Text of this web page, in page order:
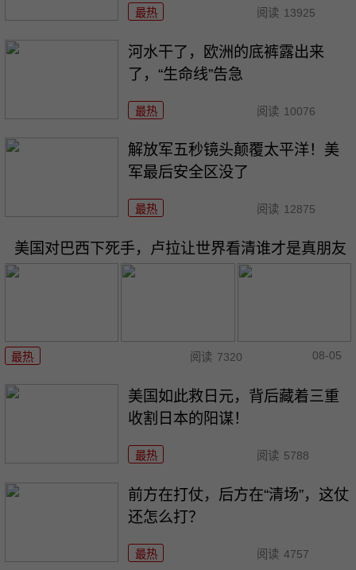
最热 阅读 13925
河水干了，欧洲的底裤露出来
了，“生命线”告急
最热 阅读 10076
解放军五秒镜头颠覆太平洋！美
军最后安全区没了
最热 阅读 12875
美国对巴西下死手，卢拉让世界看清谁才是真朋友
最热 阅读 7320 08-05
美国如此救日元，背后藏着三重
收割日本的阳谋！
最热 阅读 5788
前方在打仗，后方在“清场”，这仗
还怎么打？
最热 阅读 4757